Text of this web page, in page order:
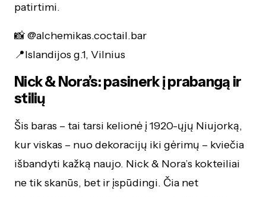
patirtimi.
📸 @alchemikas.coctail.bar
📍Islandijos g.1, Vilnius
Nick & Nora’s: pasinerk į prabangą ir
stilių
Šis baras – tai tarsi kelionė į 1920-ųjų Niujorką,
kur viskas – nuo dekoracijų iki gėrimų – kviečia
išbandyti kažką naujo. Nick & Nora’s kokteiliai
ne tik skanūs, bet ir įspūdingi. Čia net